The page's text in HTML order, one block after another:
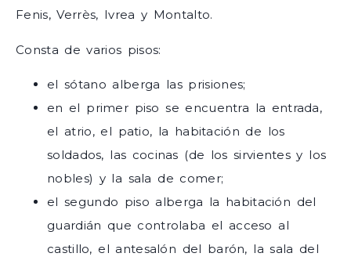
Fenis, Verrès, Ivrea y Montalto.
Consta de varios pisos:
el sótano alberga las prisiones;
en el primer piso se encuentra la entrada,
el atrio, el patio, la habitación de los
soldados, las cocinas (de los sirvientes y los
nobles) y la sala de comer;
el segundo piso alberga la habitación del
guardián que controlaba el acceso al
castillo, el antesalón del barón, la sala del